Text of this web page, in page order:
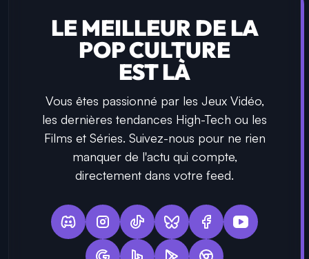
LE MEILLEUR DE LA
POP CULTURE
EST LÀ
Vous êtes passionné par les Jeux Vidéo,
les dernières tendances High-Tech ou les
Films et Séries. Suivez-nous pour ne rien
manquer de l'actu qui compte,
directement dans votre feed.